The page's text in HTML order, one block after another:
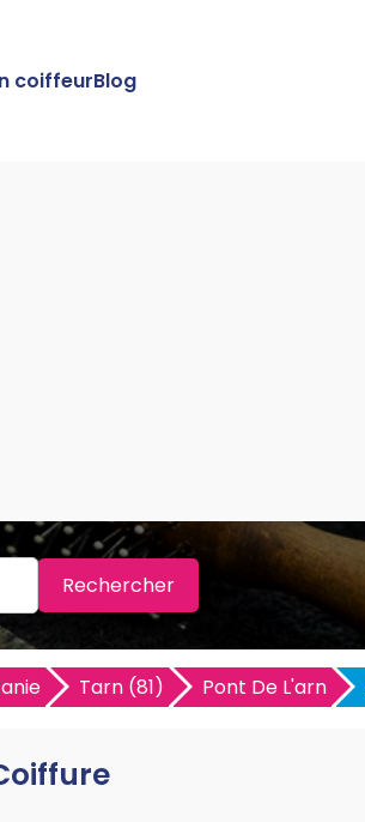
coiffeurBlog
Rechercher
Tarn (81) Pont De L'arn